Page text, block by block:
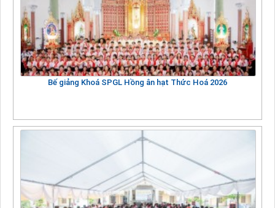
Bế giảng Khoá SPGL Hồng ân hạt Thức Hoá 2026